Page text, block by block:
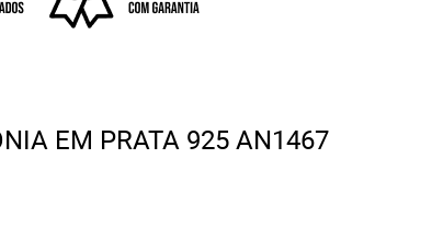
EM PRATA 925 AN1467